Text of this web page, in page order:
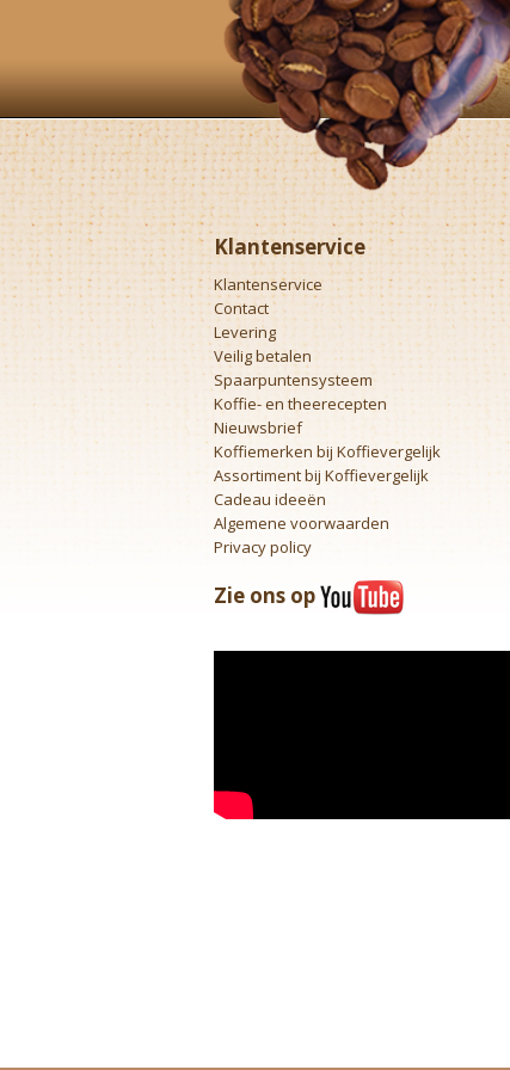
Klantenservice
Klantenservice
Contact
Levering
Veilig betalen
Spaarpuntensysteem
Koffie- en theerecepten
Nieuwsbrief
Koffiemerken bij Koffievergelijk
Assortiment bij Koffievergelijk
Cadeau ideeën
Algemene voorwaarden
Privacy policy
Zie ons op